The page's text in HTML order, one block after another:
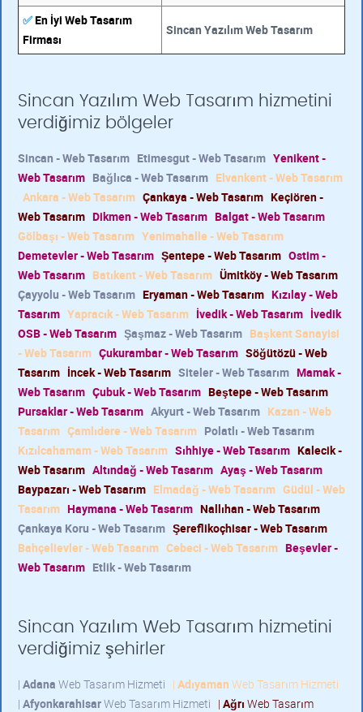
✅En İyi Web Tasarım
Firması
Sincan Yazılım Web Tasarım
Sincan Yazılım Web Tasarım hizmetini
verdiğimiz bölgeler
Sincan - Web Tasarım Etimesgut - Web Tasarım Yenikent -
Web Tasarım Bağlıca - Web Tasarım Elvankent - Web Tasarım
Ankara - Web Tasarım Çankaya - Web Tasarım Keçiören -
Web Tasarım Dikmen - Web Tasarım Balgat - Web Tasarım
Gölbaşı - Web Tasarım Yenimahalle - Web Tasarım
Demetevler - Web Tasarım Şentepe - Web Tasarım Ostim -
Web Tasarım Batıkent - Web Tasarım Ümitköy - Web Tasarım
Çayyolu - Web Tasarım Eryaman - Web Tasarım Kızılay - Web
Tasarım Yapracık - Web Tasarım İvedik - Web Tasarım İvedik
OSB - Web Tasarım Şaşmaz - Web Tasarım Başkent Sanayisi
- Web Tasarım Çukurambar - Web Tasarım Söğütözü - Web
Tasarım İncek - Web Tasarım Siteler - Web Tasarım Mamak -
Web Tasarım Çubuk - Web Tasarım Beştepe - Web Tasarım
Pursaklar - Web Tasarım Akyurt - Web Tasarım Kazan - Web
Tasarım Çamlıdere - Web Tasarım Polatlı - Web Tasarım
Kızılcahamam - Web Tasarım Sıhhiye - Web Tasarım Kalecik -
Web Tasarım Altındağ - Web Tasarım Ayaş - Web Tasarım
Baypazarı - Web Tasarım Elmadağ - Web Tasarım Güdül - Web
Tasarım Haymana - Web Tasarım Nallıhan - Web Tasarım
Çankaya Koru - Web Tasarım Şereflikoçhisar - Web Tasarım
Bahçelievler - Web Tasarım Cebeci - Web Tasarım Beşevler -
Web Tasarım Etlik - Web Tasarım
Sincan Yazılım Web Tasarım hizmetini
verdiğimiz şehirler
| Adana Web Tasarım Hizmeti | Adıyaman Web Tasarım Hizmeti
| AfyonkarahisarWeb Tasarım Hizmeti | Ağrı Web Tasarım